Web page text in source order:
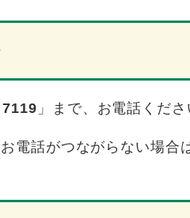
7119 」まで、お電話くださ
電話がつながらない場合